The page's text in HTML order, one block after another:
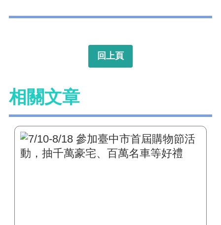
回上頁
相關文章